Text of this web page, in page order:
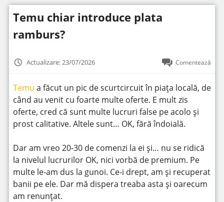
t
î
n
i
t
Temu chiar introduce plata
ramburs?
Actualizare: 23/07/2026 Comentează
Temu a făcut un pic de scurtcircuit în piața locală, de
când au venit cu foarte multe oferte. E mult zis
oferte, cred că sunt multe lucruri false pe acolo și
prost calitative. Altele sunt… OK, fără îndoială.
Dar am vreo 20-30 de comenzi la ei și… nu se ridică
la nivelul lucrurilor OK, nici vorbă de premium. Pe
multe le-am dus la gunoi. Ce-i drept, am și recuperat
banii pe ele. Dar mă dispera treaba asta și oarecum
am renunțat.